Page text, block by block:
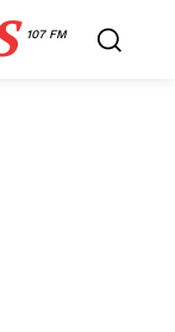
107 FM